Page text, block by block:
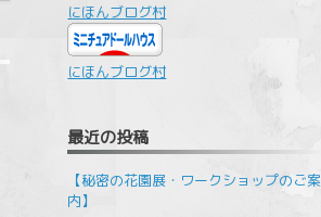
にほんブログ村
にほんブログ村
最近の投稿
【秘密の花園展・ワークショップのご案
内】